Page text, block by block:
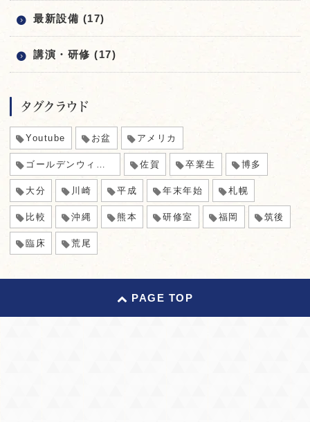
最新設備 (17)
講演・研修 (17)
タグクラウド
Youtube お盆 アメリカ
ゴールデンウィーク 佐賀 卒業生 博多
大分 川崎 平成 年末年始 札幌
比較 沖縄 熊本 研修室 福岡 筑後
臨床 荒尾
PAGE TOP